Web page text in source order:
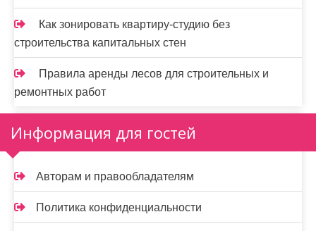
Как зонировать квартиру-студию без
строительства капитальных стен
Правила аренды лесов для строительных и
ремонтных работ
Информация для гостей
Авторам и правообладателям
Политика конфиденциальности